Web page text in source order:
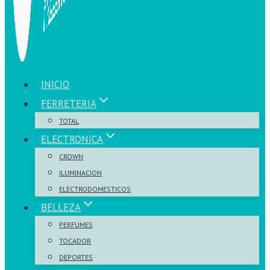
INICIO
FERRETERIA
TOTAL
ELECTRONICA
CROWN
ILUMINACION
ELECTRODOMESTICOS
BELLEZA
PERFUMES
TOCADOR
DEPORTES